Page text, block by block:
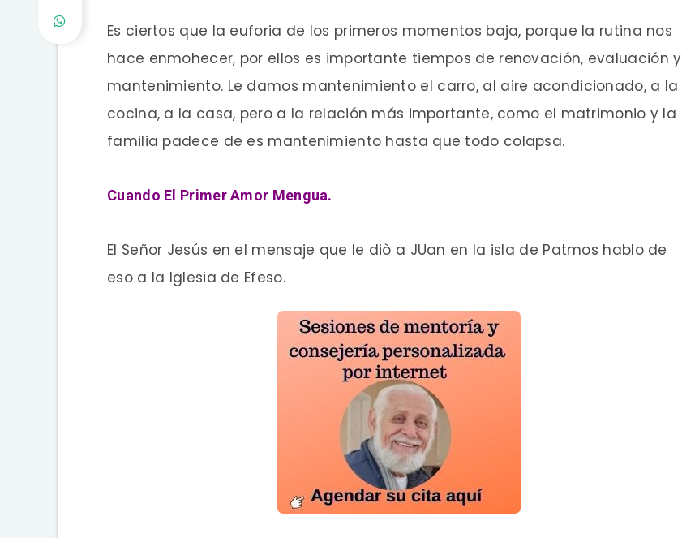
Es ciertos que la euforia de los primeros momentos baja, porque la rutina nos
hace enmohecer, por ellos es importante tiempos de renovación, evaluación y
mantenimiento. Le damos mantenimiento el carro, al aire acondicionado, a la
cocina, a la casa, pero a la relación más importante, como el matrimonio y la
familia padece de es mantenimiento hasta que todo colapsa.
Cuando El Primer Amor Mengua.
El Señor Jesús en el mensaje que le diò a JUan en la isla de Patmos hablo de
eso a la Iglesia de Efeso.